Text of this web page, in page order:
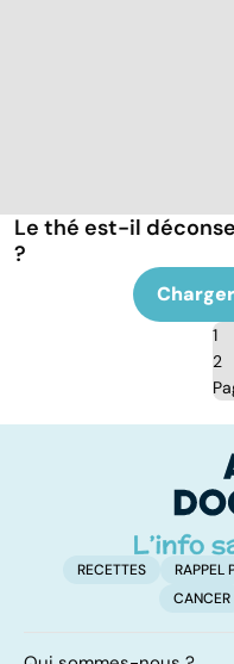
Le thé est-il
?
1
2
RECETTES RAPPEL
CANCER